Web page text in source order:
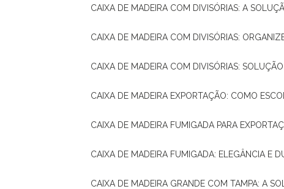
CAIXA DE MADEIRA COM DIVISÓRIAS: A
CAIXA DE MADEIRA COM DIVISÓRIAS:
CAIXA DE MADEIRA COM DIVISÓRIAS:
CAIXA DE MADEIRA EXPORTAÇÃO: COMO
CAIXA DE MADEIRA FUMIGADA PARA
CAIXA DE MADEIRA FUMIGADA: ELEGÂNCIA E
CAIXA DE MADEIRA GRANDE COM TAMPA: A